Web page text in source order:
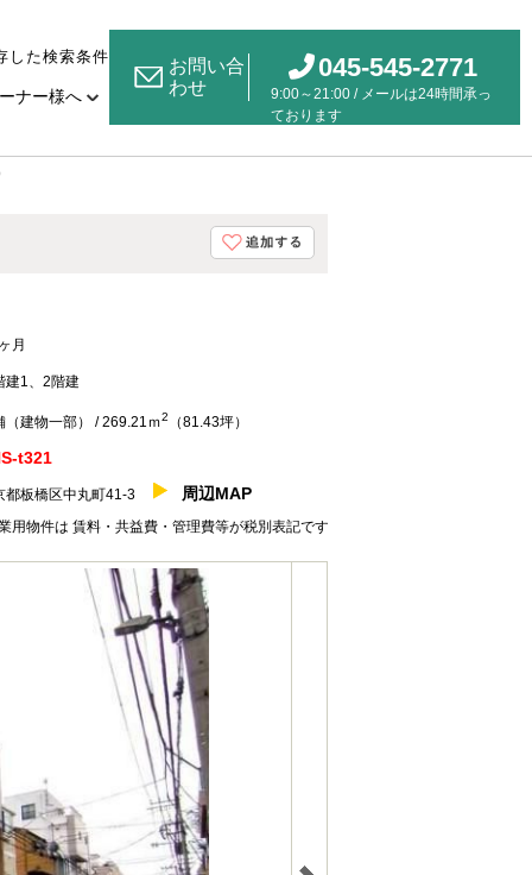
した検索条件
ナー様へ
お問い合
わせ
045-545-2771
9:00～21:00 / メールは24時間承っ
ております
月
建1、2階建
（建物一部） / 269.21ｍ2 （81.43坪）
t321
都板橋区中丸町41-3 周辺MAP
用物件は 賃料・共益費・管理費等が税別表記です